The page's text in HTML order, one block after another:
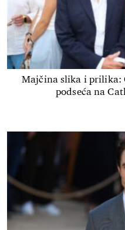
Majčina slika i prilika:
podseća na